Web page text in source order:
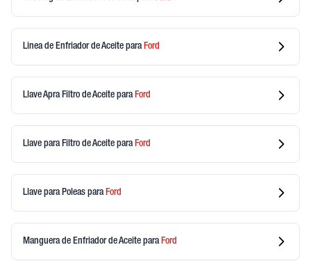
Linea de Enfriador de Aceite para Ford
Llave Apra Filtro de Aceite para Ford
Llave para Filtro de Aceite para Ford
Llave para Poleas para Ford
Manguera de Enfriador de Aceite para Ford